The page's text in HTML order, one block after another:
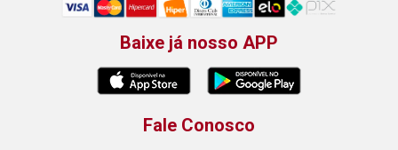
Baixe já nosso APP
Fale Conosco